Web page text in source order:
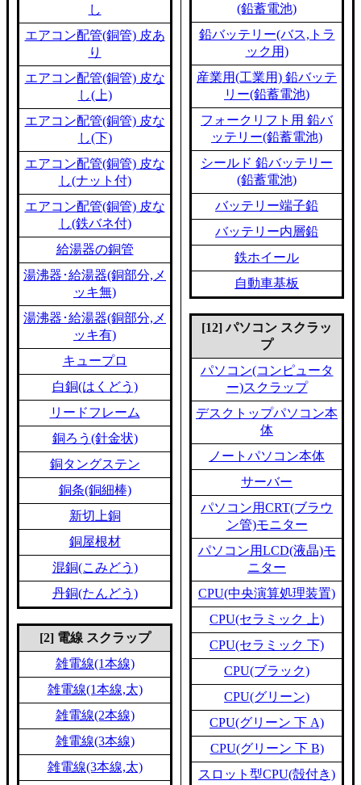
し
エアコン配管(銅管) 皮あ
り
エアコン配管(銅管) 皮な
し(上)
エアコン配管(銅管) 皮な
し(下)
エアコン配管(銅管) 皮な
し(ナット付)
エアコン配管(銅管) 皮な
し(鉄バネ付)
給湯器の銅管
湯沸器･給湯器(銅部分,メ
ッキ無)
湯沸器･給湯器(銅部分,メ
ッキ有)
キュープロ
白銅(はくどう)
リードフレーム
銅ろう(針金状)
銅タングステン
銅条(銅細棒)
新切上銅
銅屋根材
混銅(こみどう)
丹銅(たんどう)
[2] 電線 スクラップ
雑電線(1本線)
雑電線(1本線,太)
雑電線(2本線)
雑電線(3本線)
雑電線(3本線,太)
(鉛蓄電池)
鉛バッテリー(バス,トラ
ック用)
産業用(工業用) 鉛バッテ
リー(鉛蓄電池)
フォークリフト用 鉛バ
ッテリー(鉛蓄電池)
シールド 鉛バッテリー
(鉛蓄電池)
バッテリー端子鉛
バッテリー内層鉛
鉄ホイール
自動車基板
[12] パソコン スクラッ
プ
パソコン(コンピュータ
ー)スクラップ
デスクトップパソコン本
体
ノートパソコン本体
サーバー
パソコン用CRT(ブラウ
ン管)モニター
パソコン用LCD(液晶)モ
ニター
CPU(中央演算処理装置)
CPU(セラミック 上)
CPU(セラミック 下)
CPU(ブラック)
CPU(グリーン)
CPU(グリーン 下 A)
CPU(グリーン 下 B)
スロット型CPU(殻付き)